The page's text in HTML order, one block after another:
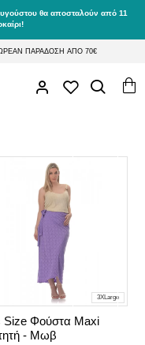
θα αποσταλούν από 11
ΠΑΡΑΔΟΣΗ ΑΠΟ 70€
3XLarge
Size Φούστα Maxi
- Μωβ